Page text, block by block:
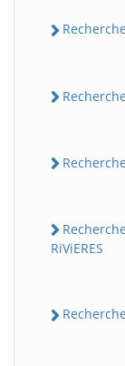
RiViERES